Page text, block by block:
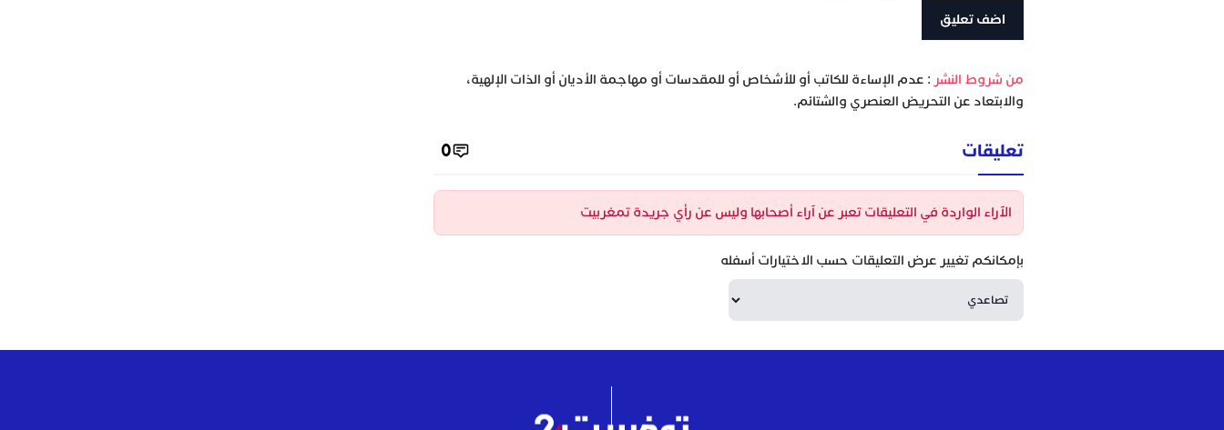
‫من شروط النشر : عدم الإساءة للكاتب أو للأشخاص أو للمقدسات أو مهاجمة الأديان أو الذات الإلهية،
والابتعاد عن التحريض العنصري والشتائم.
تعليقات 0
الآراء الواردة في التعليقات تعبر عن آراء أصحابها وليس عن رأي جريدة تمغربيت
بإمكانكم تغيير عرض التعليقات حسب الاختيارات أسفله